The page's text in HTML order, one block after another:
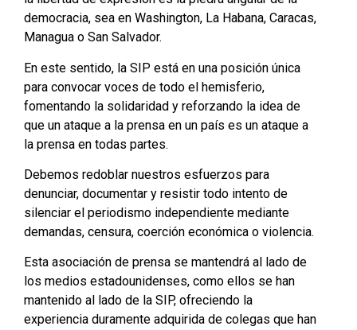
democracia, sea en Washington, La Habana, Caracas,
Managua o San Salvador.
En este sentido, la SIP está en una posición única
para convocar voces de todo el hemisferio,
fomentando la solidaridad y reforzando la idea de
que un ataque a la prensa en un país es un ataque a
la prensa en todas partes.
Debemos redoblar nuestros esfuerzos para
denunciar, documentar y resistir todo intento de
silenciar el periodismo independiente mediante
demandas, censura, coerción económica o violencia.
Esta asociación de prensa se mantendrá al lado de
los medios estadounidenses, como ellos se han
mantenido al lado de la SIP, ofreciendo la
experiencia duramente adquirida de colegas que han